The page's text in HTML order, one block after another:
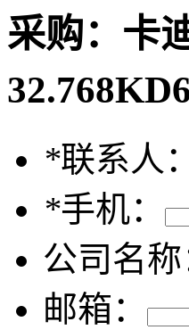
采购： 卡
*联系人：
*手机：
公司名称
邮箱：